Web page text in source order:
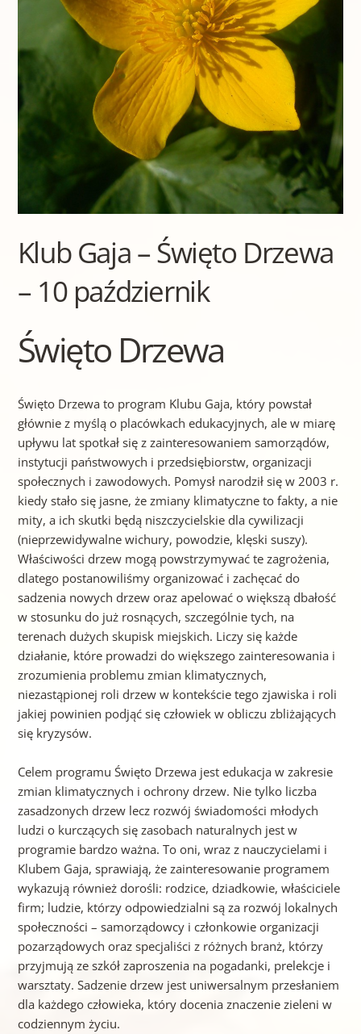
Klub Gaja – Święto Drzewa
– 10 październik
Święto Drzewa
Święto Drzewa to program Klubu Gaja, który powstał
głównie z myślą o placówkach edukacyjnych, ale w miarę
upływu lat spotkał się z zainteresowaniem samorządów,
instytucji państwowych i przedsiębiorstw, organizacji
społecznych i zawodowych. Pomysł narodził się w 2003 r.
kiedy stało się jasne, że zmiany klimatyczne to fakty, a nie
mity, a ich skutki będą niszczycielskie dla cywilizacji
(nieprzewidywalne wichury, powodzie, klęski suszy).
Właściwości drzew mogą powstrzymywać te zagrożenia,
dlatego postanowiliśmy organizować i zachęcać do
sadzenia nowych drzew oraz apelować o większą dbałość
w stosunku do już rosnących, szczególnie tych, na
terenach dużych skupisk miejskich. Liczy się każde
działanie, które prowadzi do większego zainteresowania i
zrozumienia problemu zmian klimatycznych,
niezastąpionej roli drzew w kontekście tego zjawiska i roli
jakiej powinien podjąć się człowiek w obliczu zbliżających
się kryzysów.
Celem programu Święto Drzewa jest edukacja w zakresie
zmian klimatycznych i ochrony drzew. Nie tylko liczba
zasadzonych drzew lecz rozwój świadomości młodych
ludzi o kurczących się zasobach naturalnych jest w
programie bardzo ważna. To oni, wraz z nauczycielami i
Klubem Gaja, sprawiają, że zainteresowanie programem
wykazują również dorośli: rodzice, dziadkowie, właściciele
firm; ludzie, którzy odpowiedzialni są za rozwój lokalnych
społeczności – samorządowcy i członkowie organizacji
pozarządowych oraz specjaliści z różnych branż, którzy
przyjmują ze szkół zaproszenia na pogadanki, prelekcje i
warsztaty. Sadzenie drzew jest uniwersalnym przesłaniem
dla każdego człowieka, który docenia znaczenie zieleni w
codziennym życiu.